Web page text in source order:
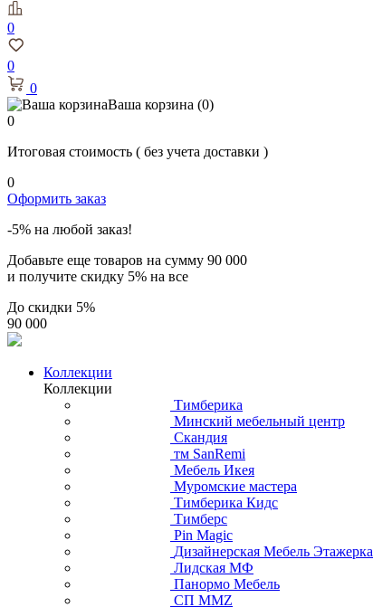
0
0
0
Ваша корзина (0)
0
Итоговая стоимость ( без учета доставки )
0
Оформить заказ
-5% на любой заказ!
Добавьте еще товаров на сумму 90 000
и получите скидку 5% на все
До скидки 5%
90 000
Коллекции
Коллекции
Тимберика
Минский мебельный центр
Скандия
тм SanRemi
Мебель Икея
Муромские мастера
Тимберика Кидс
Тимберс
Pin Magic
Дизайнерская Мебель Этажерка
Лидская МФ
Панормо Мебель
СП ММZ